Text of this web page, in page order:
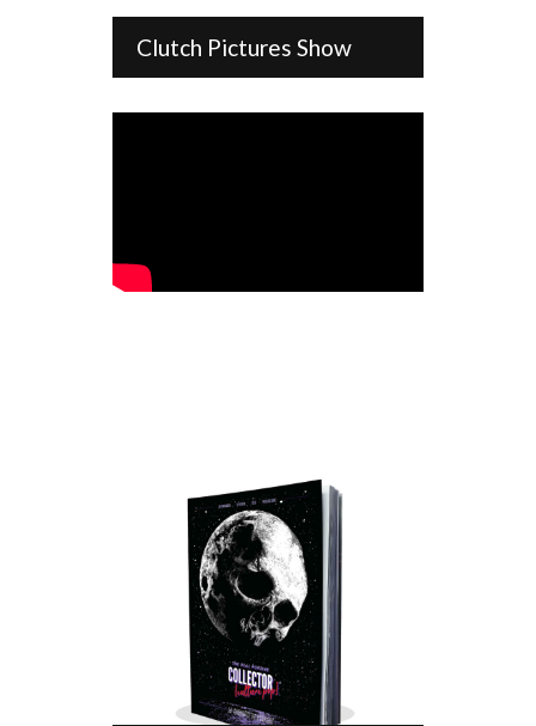
Clutch Pictures Show